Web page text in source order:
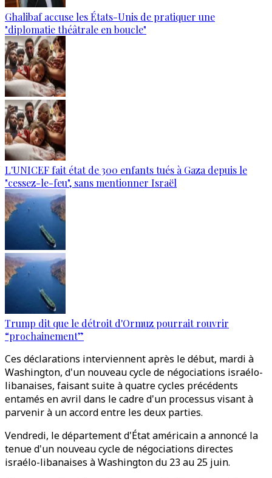
Ghalibaf accuse les États-Unis de pratiquer une
"diplomatie théâtrale en boucle"
L'UNICEF fait état de 300 enfants tués à Gaza depuis le
"cessez-le-feu", sans mentionner Israël
Trump dit que le détroit d'Ormuz pourrait rouvrir
“prochainement”
Ces déclarations interviennent après le début, mardi à
Washington, d'un nouveau cycle de négociations israélo-
libanaises, faisant suite à quatre cycles précédents
entamés en avril dans le cadre d'un processus visant à
parvenir à un accord entre les deux parties.
Vendredi, le département d'État américain a annoncé la
tenue d'un nouveau cycle de négociations directes
israélo-libanaises à Washington du 23 au 25 juin.